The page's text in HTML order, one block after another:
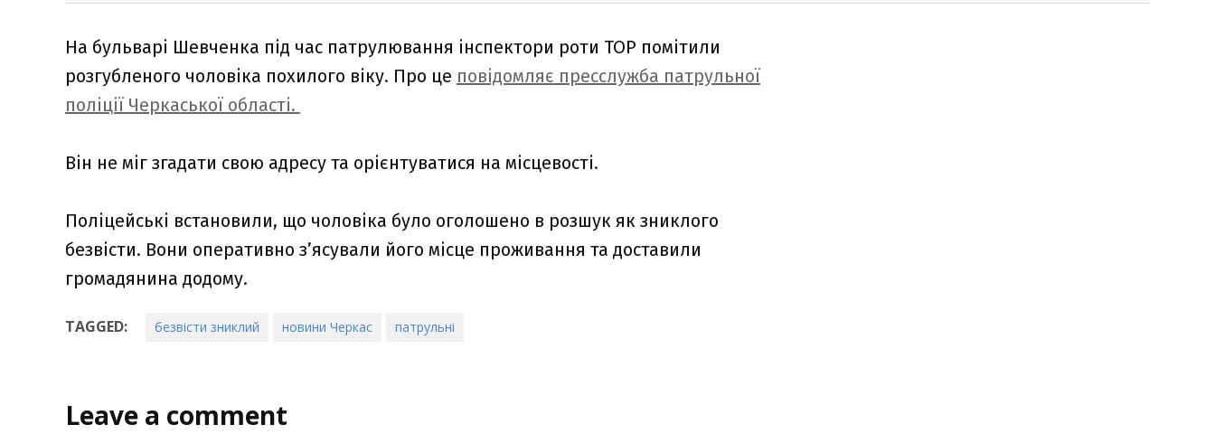
На бульварі Шевченка під час патрулювання інспектори роти ТОР помітили
розгубленого чоловіка похилого віку. Про це повідомляє пресслужба патрульної
поліції Черкаської області.
Він не міг згадати свою адресу та орієнтуватися на місцевості.
Поліцейські встановили, що чоловіка було оголошено в розшук як зниклого
безвісти. Вони оперативно з’ясували його місце проживання та доставили
громадянина додому.
TAGGED: безвісти зниклий новини Черкас патрульні
Leave a comment